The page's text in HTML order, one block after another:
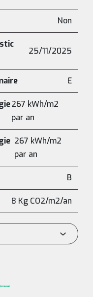
Non
25/11/2025
E
267 kWh/m2
par an
267 kWh/m2
par an
B
8 Kg CO2/m2/an